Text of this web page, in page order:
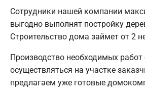
Сотрудники нашей компании
выгодно выполнят постройку
Строительство дома займет от 2
Производство необходимых работ
осуществляться на участке
предлагаем уже готовые